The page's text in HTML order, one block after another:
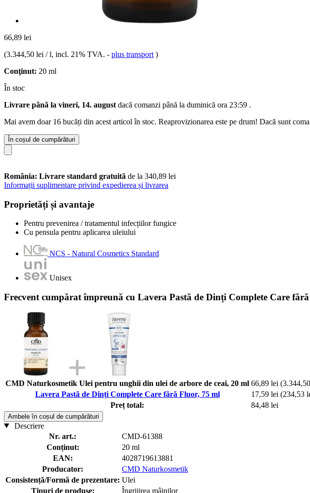
66,89 lei
(3.344,50 lei / l, incl. 21% TVA. - plus transport )
Conţinut: 20 ml
În stoc
Livrare până la vineri, 14. august dacă comanzi până la duminică ora 23:59 .
Mai avem doar 16 bucăți din acest articol în stoc. Reaprovizionarea este pe drum! Dacă sunt
În coșul de cumpărături
România: Livrare standard gratuită de la 340,89 lei
Informații suplimentare privind expedierea și livrarea
Proprietăți și avantaje
Pentru prevenirea / tratamentul infecțiilor fungice
Cu pensula pentru aplicarea uleiului
NCS - Natural Cosmetics Standard
Unisex
Frecvent cumpărat împreună cu Lavera Pastă de Dinți Complete Care
CMD Naturkosmetik Ulei pentru unghii din ulei de arbore de ceai, 20 ml 66,89 lei
Lavera Pastă de Dinți Complete Care fără Fluor, 75 ml
17,59 lei (234,53
Preț total:
84,48 lei
Ambele în coșul de cumpărături
Descriere
Nr. art.:
CMD-61388
Conținut:
20 ml
EAN:
4028719613881
Producator:
CMD Naturkosmetik
Consistență/Formă de prezentare: Ulei
Tipuri de produse:
Îngrijirea mâinilor